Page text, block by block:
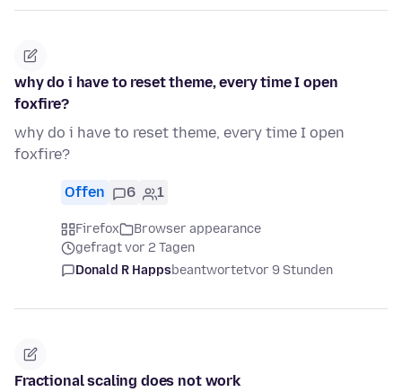
why do i have to reset theme, every time I open
foxfire?
why do i have to reset theme, every time I open
foxfire?
Offen 6 1
Firefox
Browser appearance
gefragt vor 2 Tagen
Donald R Happsbeantwortetvor 9 Stunden
Fractional scaling does not work